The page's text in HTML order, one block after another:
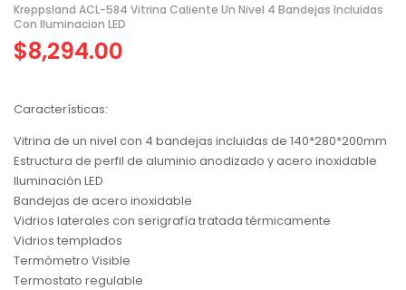
Kreppsland ACL-584 Vitrina Caliente Un Nivel 4 Bandejas Incluidas
Con Iluminacion LED
$8,294.00
Características:
Vitrina de un nivel con 4 bandejas incluidas de 140*280*200mm
Estructura de perfil de aluminio anodizado y acero inoxidable
Iluminación LED
Bandejas de acero inoxidable
Vidrios laterales con serigrafía tratada térmicamente
Vidrios templados
Termómetro Visible
Termostato regulable